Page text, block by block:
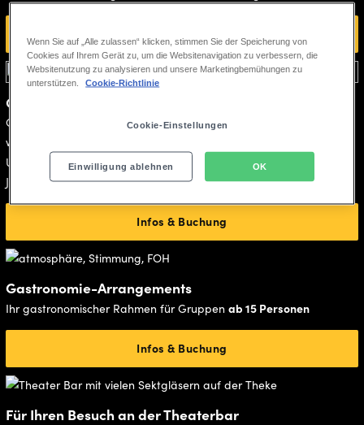
Open-Bar Angebot
Getränke-Flatrate mit individuellen Service vor der Show und
während der Pause im exklusiven Gästebereich!
Unser Getränkepaket für19,90 €
pro Person (Für Kinder bis 15
Jahre nur 12,90 € pro Person)
Infos & Buchung
Gastronomie-Arrangements
Ihr gastronomischer Rahmen für Gruppen ab 15 Personen
Infos & Buchung
Für Ihren Besuch an der Theaterbar
Wenn Sie auf „Alle zulassen“ klicken, stimmen Sie der Speicherung von
Cookies auf Ihrem Gerät zu, um die Websitenavigation zu verbessern, die
Websitenutzung zu analysieren und unsere Marketingbemühungen zu
unterstützen.
Cookie-Richtlinie
Cookie-Einstellungen
Einwilligung ablehnen OK